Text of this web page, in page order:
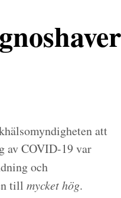
att
av COVID-19 var
och
till mycket hög.